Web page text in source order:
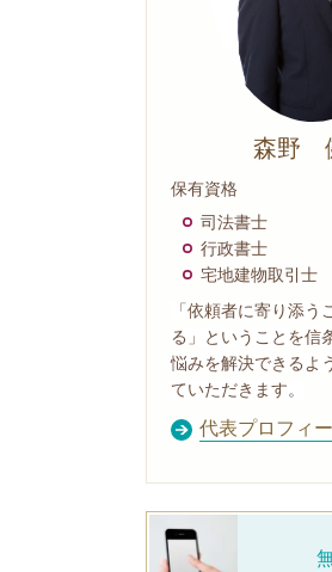
森野
保有資格
司法書士
行政書士
宅地建物取引士
「依頼者に寄り添う
る」ということを信
悩みを解決できるよ
ていただきます。
代表プロフィ